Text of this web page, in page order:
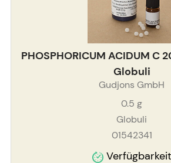
PHOSPHORICUM ACIDUM C
Globuli
Gudjons GmbH
0.5 g
Globuli
01542341
Verfügbarkeit